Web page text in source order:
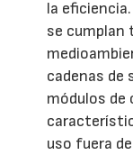
la
se cumplan
cadenas
módulos de
uso fuera